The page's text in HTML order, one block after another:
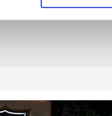
yer alan panel
Metnimizi